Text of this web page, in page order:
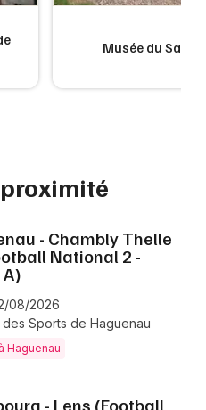
Musée du Sabot
- Chambly Thelle
National 2 -
08/2026
des Sports de Haguenau
Haguenau
- Lens (Football